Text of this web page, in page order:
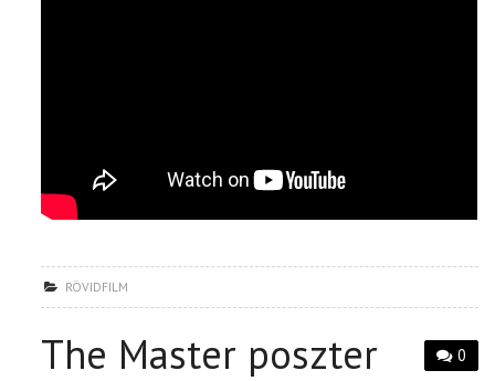
RÖVIDFILM
0
The Master poszter